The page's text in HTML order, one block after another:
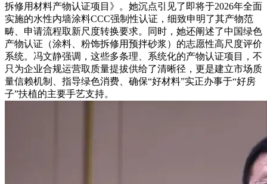
拆修用材料产物认证项目》。她沉点引见了即将于2026年全面
实施的水性内墙涂料CCC强制性认证，细致申明了其产物范
畴、申请流程取新尺度转换要求。同时，她还阐述了中国绿色
产物认证（涂料、粉饰拆修用预拌砂浆）的志愿性高尺度评价
系统。冯文静强调，这些多条理、系统化的产物认证项目，不
只为企业合规运营取质量提拔供给了清晰径，更是建立市场质
量信赖机制、指导绿色消费、确保“好材料”实正办事于“好房
子”扶植的主要手艺支持。